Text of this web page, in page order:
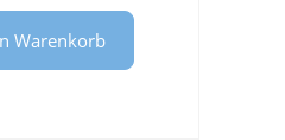
Warenkorb